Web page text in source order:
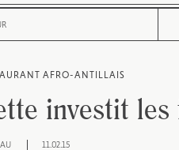
AFRO-ANTILLAIS
investit les
11.02.15